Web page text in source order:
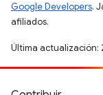
Google Developers.
afiliados.
Última actualización: